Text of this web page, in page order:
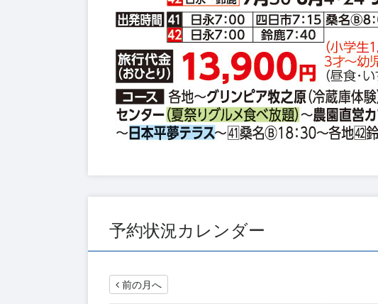
予約状況カレンダー
前の月へ